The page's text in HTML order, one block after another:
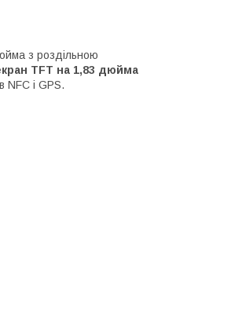
з роздільною
TFT на 1,83 дюйма
NFC і GPS.